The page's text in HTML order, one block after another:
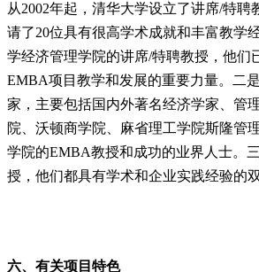
从2002年起，清华大学设立了讲席/特聘
请了20位具有很高学术成就和丰富教学
学经济管理学院的讲席/特聘教授，他们
EMBA项目教学和发展的重要力量。二
家，主要包括国内外著名经济学家、管
院、沃顿商学院、麻省理工学院斯隆管
学院的EMBA教授和成功的业界人士。
授，他们都具有学术和企业实践经验的
六、有关项目特色